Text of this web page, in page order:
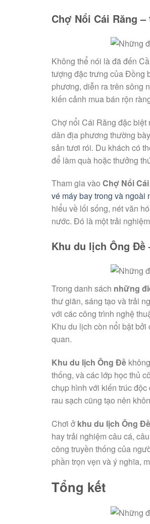
Chợ Nổi Cái Răng
Không thể nói là đã đến
tượng đặc trưng của Đồng
phương, diễn ra trên sông
kiến cảnh mua bán rộn
Chợ nổi Cái Răng đặc biệt
dân địa phương thường
sản tươi rói. Du khách có
để làm quà hoặc thưởng
Tham gia vào Chợ Nổi
vé máy bay trong và ngoài
hiểu về lối sống, nét văn
nước. Đó là một trải
Khu du lịch Ông
Trong danh sách những
thư giãn, sáng tạo và trải
với các công trình nghệ
Khu du lịch còn nổi bật
quan.
Khu du lịch Ông Đề
thống, và các lớp học thủ
chụp hình với kiến trúc
rau sạch cũng tạo nên
Chơi ở khu du lịch Ông Đề
hay trải nghiệm câu cá,
công truyền thống của
phần trọn vẹn và ý nghĩa,
Tổng kết